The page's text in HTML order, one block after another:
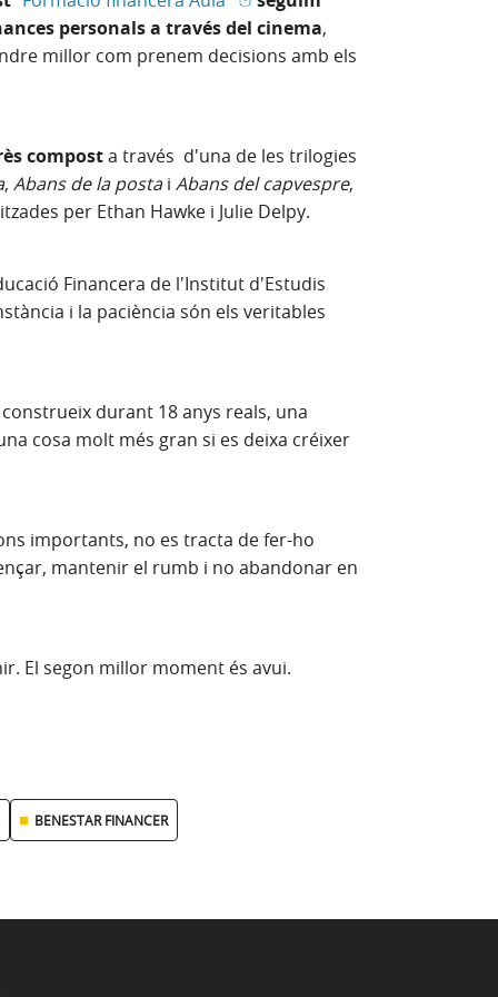
personals a través del cinema,
millor com prenem decisions amb els
composta través d'una de les trilogies
, Abans de la postai Abans del capvespre,
per Ethan Hawke i Julie Delpy.
Financera de l'Institut d'Estudis
i la paciència són els veritables
durant 18 anys reals, una
cosa molt més gran si es deixa créixer
importants, no es tracta de fer-ho
mantenir el rumb i no abandonar en
El segon millor moment és avui.
BENESTAR FINANCER